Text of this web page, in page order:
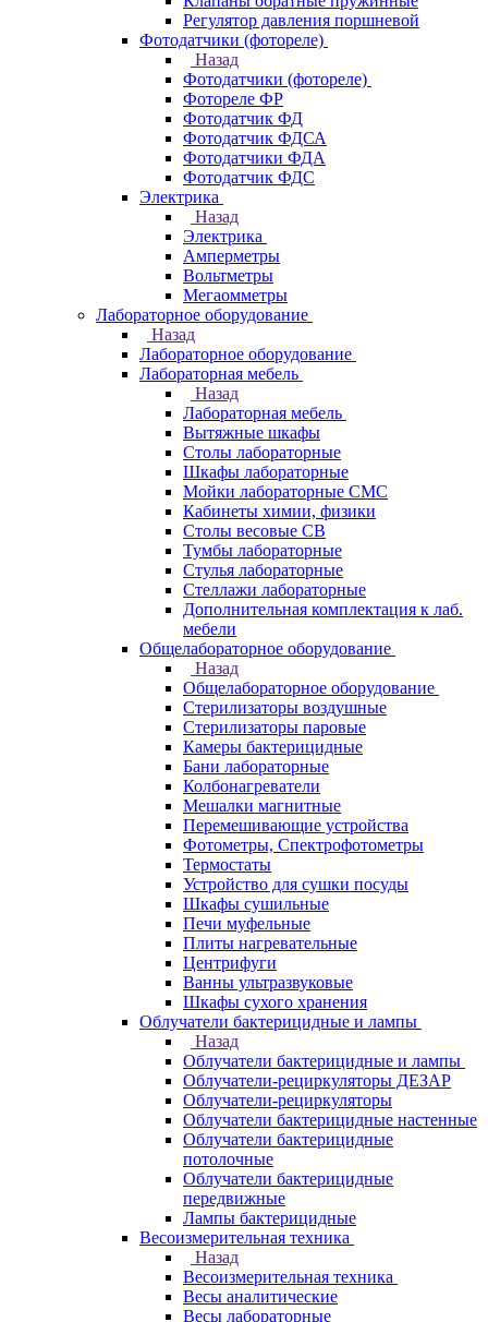
Регулятор давления поршневой
Фотодатчики (фотореле)
Назад
Фотодатчики (фотореле)
Фотореле ФР
Фотодатчик ФД
Фотодатчик ФДСА
Фотодатчики ФДА
Фотодатчик ФДС
Электрика
Назад
Электрика
Амперметры
Вольтметры
Мегаомметры
Лабораторное оборудование
Назад
Лабораторное оборудование
Лабораторная мебель
Назад
Лабораторная мебель
Вытяжные шкафы
Столы лабораторные
Шкафы лабораторные
Мойки лабораторные СМС
Кабинеты химии, физики
Столы весовые СВ
Тумбы лабораторные
Стулья лабораторные
Стеллажи лабораторные
Дополнительная комплектация к лаб.
мебели
Общелабораторное оборудование
Назад
Общелабораторное оборудование
Стерилизаторы воздушные
Стерилизаторы паровые
Камеры бактерицидные
Бани лабораторные
Колбонагреватели
Мешалки магнитные
Перемешивающие устройства
Фотометры, Спектрофотометры
Термостаты
Устройство для сушки посуды
Шкафы сушильные
Печи муфельные
Плиты нагревательные
Центрифуги
Ванны ультразвуковые
Шкафы сухого хранения
Облучатели бактерицидные и лампы
Назад
Облучатели бактерицидные и лампы
Облучатели-рециркуляторы ДЕЗАР
Облучатели-рециркуляторы
Облучатели бактерицидные настенные
Облучатели бактерицидные
потолочные
Облучатели бактерицидные
передвижные
Лампы бактерицидные
Весоизмерительная техника
Назад
Весоизмерительная техника
Весы аналитические
Весы лабораторные